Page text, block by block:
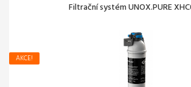
Filtrační systém UNOX.PURE
AKCE!